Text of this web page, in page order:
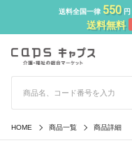
送料全国一律 550円
送料無料
HOME 商品一覧 商品詳細